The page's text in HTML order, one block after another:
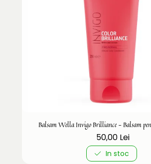
Balsam Wella Invigo Brilliance - Balsam
50,00 Lei
In stoc